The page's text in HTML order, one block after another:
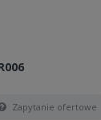
Zapytanie ofertowe